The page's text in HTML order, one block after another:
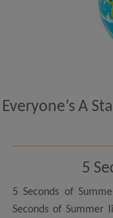
Everyone’s A
5
5 Seconds of
Seconds of Summer